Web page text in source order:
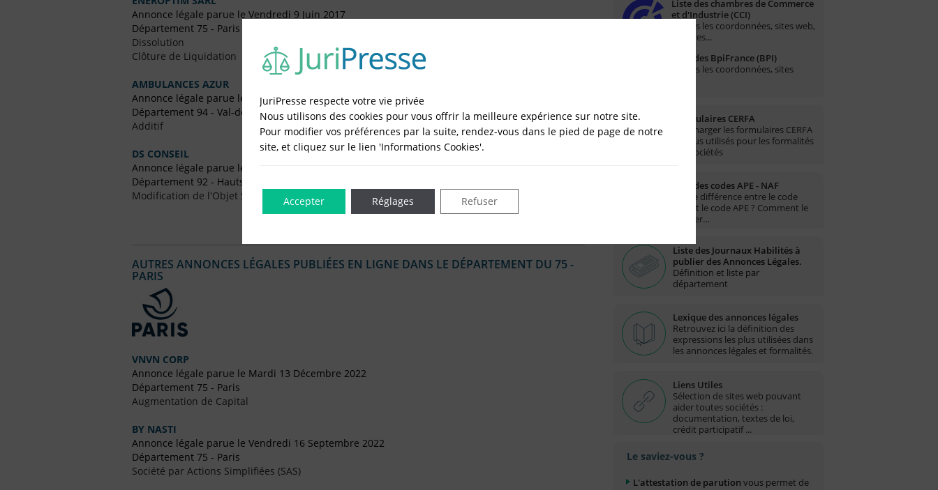
Annonce légale parue le Vendredi 9 Juin 2017
Département 75 - Paris
Dissolution
Clôture de Liquidation
AMBULANCES AZUR
Annonce légale parue le Vendredi 7 Octobre 2016
Département 94 - Val-de-Marne
Additif
DS CONSEIL
Annonce légale parue le Vendredi 19 Février 2016
Département 92 - Hauts-de-Seine
Modification de l'Objet Social
AUTRES ANNONCES LÉGALES PUBLIÉES EN LIGNE DANS LE DÉPARTEMENT DU 75 -
PARIS
VNVN CORP
Annonce légale parue le Mardi 13 Décembre 2022
Département 75 - Paris
Augmentation de Capital
BY NASTI
Annonce légale parue le Vendredi 16 Septembre 2022
Département 75 - Paris
Société par Actions Simplifiées (SAS)
Liste des chambres de Commerce
et d'Industrie (CCI)
Toutes les coordonnées, sites web,
horaires...
Liste des BpiFrance (BPI)
Toutes les coordonnées, sites
Formulaires CERFA
Télécharger les formulaires CERFA
les plus utilisés pour les formalités
des sociétés
Liste des codes APE - NAF
Quelle différence entre le code
NAF et le code APE ? Comment le
trouver…
Liste des Journaux Habilités à
publier des Annonces Légales.
Définition et liste par
département
Lexique des annonces légales
Retrouvez ici la définition des
expressions les plus utilisées dans
les annonces légales et formalités.
Liens Utiles
Sélection de sites web pouvant
aider toutes sociétés :
documentation, textes de loi,
crédit participatif ...
Le saviez-vous ?
L'attestation de parution vous permet de
JuriPresse respecte votre vie privée
Nous utilisons des cookies pour vous offrir la meilleure expérience sur notre site.
Pour modifier vos préférences par la suite, rendez-vous dans le pied de page de notre
site, et cliquez sur le lien 'Informations Cookies'.
Accepter Refuser
Réglages